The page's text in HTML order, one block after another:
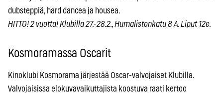
dubsteppiä, hard dancea ja housea.
HITTO! 2 vuotta! Klubilla 27.-28.2., Humalistonkatu 8 A. Liput 12e.
Kosmoramassa Oscarit
Kinoklubi Kosmorama järjestää Oscar-valvojaiset Klubilla.
Valvojaisissa elokuvavaikuttajista koostuva raati kertoo